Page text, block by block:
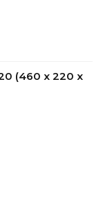
(460 x 220 x